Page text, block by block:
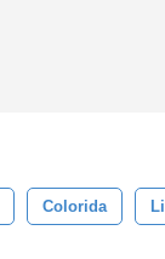
Colorida